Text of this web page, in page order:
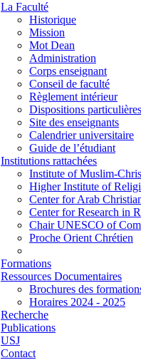
La Faculté
Historique
Mission
Mot Dean
Administration
Corps enseignant
Conseil de faculté
Règlement intérieur
Dispositions
Site des enseignants
Calendrier universitaire
Guide de l’étudiant
Institutions rattachées
Institute of Muslim-
Higher Institute of
Center for Arab
Center for Research in
Chair UNESCO of
Proche Orient Chrétien
Formations
Ressources Documentaires
Brochures des
Horaires 2024 - 2025
Recherche
Publications
USJ
Contact